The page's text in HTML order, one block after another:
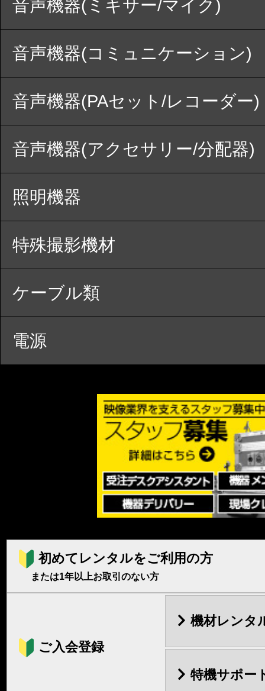
音声機器(ミキサー/マイク)
音声機器(コミュニケーション)
音声機器(PAセット/レコーダー)
音声機器(アクセサリー/分配器)
照明機器
特殊撮影機材
ケーブル類
電源
初めてレンタルをご利用の方
または1年以上お取引のない方
ご入会登録
機材レンタ
特機サポー